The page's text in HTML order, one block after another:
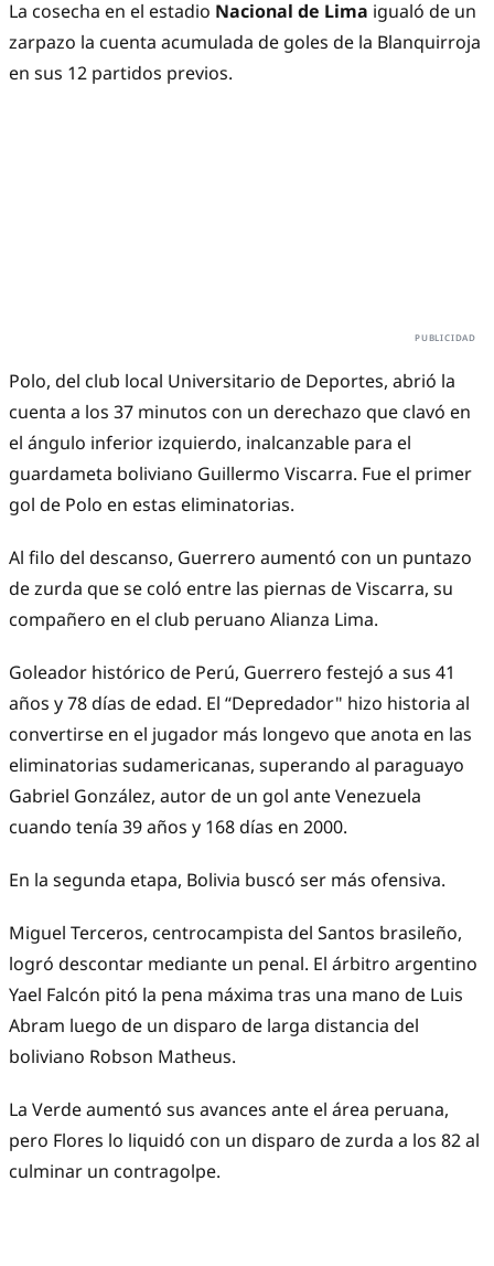
La cosecha en el estadio Nacional de Lima igualó de un
zarpazo la cuenta acumulada de goles de la Blanquirroja
en sus 12 partidos previos.
Polo, del club local Universitario de Deportes, abrió la
cuenta a los 37 minutos con un derechazo que clavó en
el ángulo inferior izquierdo, inalcanzable para el
guardameta boliviano Guillermo Viscarra. Fue el primer
gol de Polo en estas eliminatorias.
Al filo del descanso, Guerrero aumentó con un puntazo
de zurda que se coló entre las piernas de Viscarra, su
compañero en el club peruano Alianza Lima.
Goleador histórico de Perú, Guerrero festejó a sus 41
años y 78 días de edad. El “Depredador" hizo historia al
convertirse en el jugador más longevo que anota en las
eliminatorias sudamericanas, superando al paraguayo
Gabriel González, autor de un gol ante Venezuela
cuando tenía 39 años y 168 días en 2000.
En la segunda etapa, Bolivia buscó ser más ofensiva.
Miguel Terceros, centrocampista del Santos brasileño,
logró descontar mediante un penal. El árbitro argentino
Yael Falcón pitó la pena máxima tras una mano de Luis
Abram luego de un disparo de larga distancia del
boliviano Robson Matheus.
La Verde aumentó sus avances ante el área peruana,
pero Flores lo liquidó con un disparo de zurda a los 82 al
culminar un contragolpe.